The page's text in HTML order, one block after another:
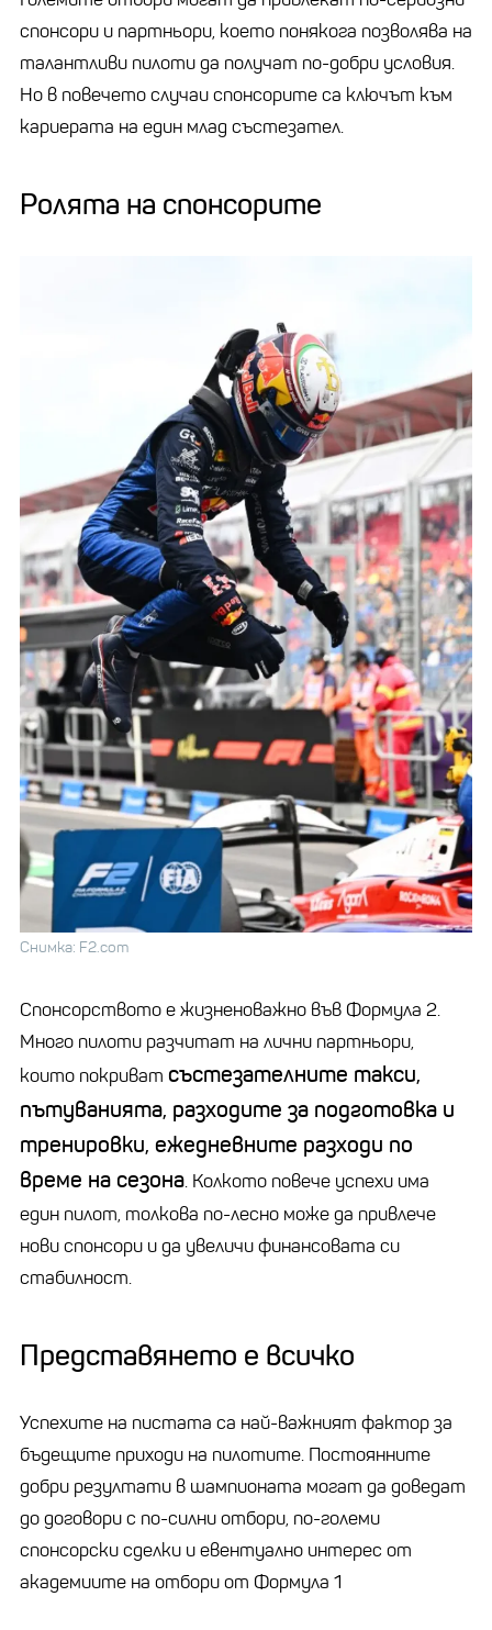
спонсори и партньори, което понякога позволява на
талантливи пилоти да получат по-добри условия.
Но в повечето случаи спонсорите са ключът към
кариерата на един млад състезател.
Ролята на спонсорите
Снимка: F2.com
Спонсорството е жизненоважно във Формула 2.
Много пилоти разчитат на лични партньори,
които покриват състезателните такси,
пътуванията, разходите за подготовка и
тренировки, ежедневните разходи по
време на сезона. Колкото повече успехи има
един пилот, толкова по-лесно може да привлече
нови спонсори и да увеличи финансовата си
стабилност.
Представянето е всичко
Успехите на пистата са най-важният фактор за
бъдещите приходи на пилотите. Постоянните
добри резултати в шампионата могат да доведат
до договори с по-силни отбори, по-големи
спонсорски сделки и евентуално интерес от
академиите на отбори от Формула 1